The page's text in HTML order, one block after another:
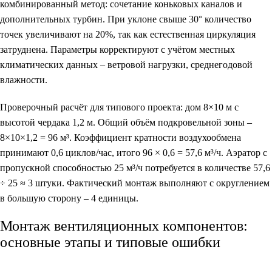
комбинированный метод: сочетание коньковых каналов и
дополнительных турбин. При уклоне свыше 30° количество
точек увеличивают на 20%, так как естественная циркуляция
затруднена. Параметры корректируют с учётом местных
климатических данных – ветровой нагрузки, среднегодовой
влажности.
Проверочный расчёт для типового проекта: дом 8×10 м с
высотой чердака 1,2 м. Общий объём подкровельной зоны –
8×10×1,2 = 96 м³. Коэффициент кратности воздухообмена
принимают 0,6 циклов/час, итого 96 × 0,6 = 57,6 м³/ч. Аэратор с
пропускной способностью 25 м³/ч потребуется в количестве 57,6
÷ 25 ≈ 3 штуки. Фактический монтаж выполняют с округлением
в большую сторону – 4 единицы.
Монтаж вентиляционных компонентов:
основные этапы и типовые ошибки